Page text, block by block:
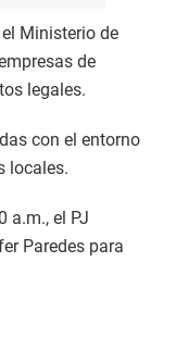
Ministerio de
de
legales.
con el entorno
locales.
a.m., el PJ
Paredes para